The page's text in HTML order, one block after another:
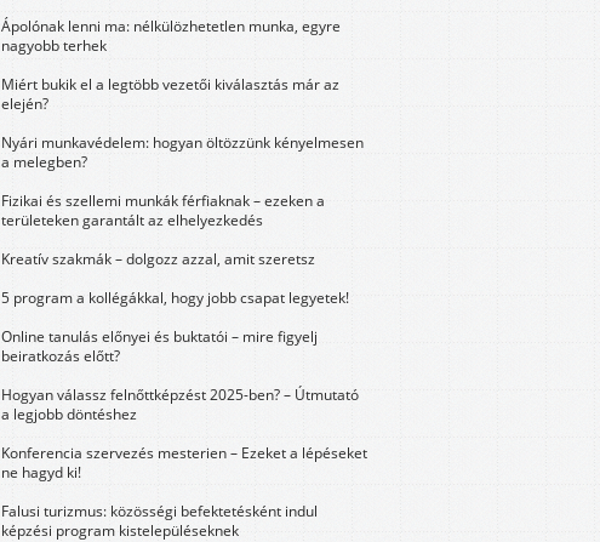
Ápolónak lenni ma: nélkülözhetetlen munka, egyre
nagyobb terhek
Miért bukik el a legtöbb vezetői kiválasztás már az
elején?
Nyári munkavédelem: hogyan öltözzünk kényelmesen
a melegben?
Fizikai és szellemi munkák férfiaknak – ezeken a
területeken garantált az elhelyezkedés
Kreatív szakmák – dolgozz azzal, amit szeretsz
5 program a kollégákkal, hogy jobb csapat legyetek!
Online tanulás előnyei és buktatói – mire figyelj
beiratkozás előtt?
Hogyan válassz felnőttképzést 2025-ben? – Útmutató
a legjobb döntéshez
Konferencia szervezés mesterien – Ezeket a lépéseket
ne hagyd ki!
Falusi turizmus: közösségi befektetésként indul
képzési program kistelepüléseknek